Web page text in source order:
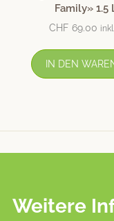
Family» 1.5
CHF 69.00
IN DEN
Weitere